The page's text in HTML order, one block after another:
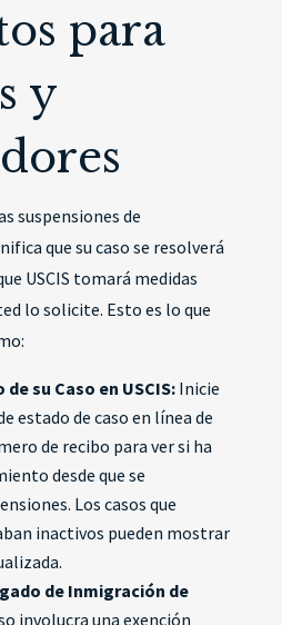
para
y
suspensiones de
que su caso se resolverá
USCIS tomará medidas
lo solicite. Esto es lo que
su Caso en USCIS:Inicie
estado de caso en línea de
de recibo para ver si ha
desde que se
Los casos que
inactivos pueden mostrar
de Inmigración de
involucra una exención